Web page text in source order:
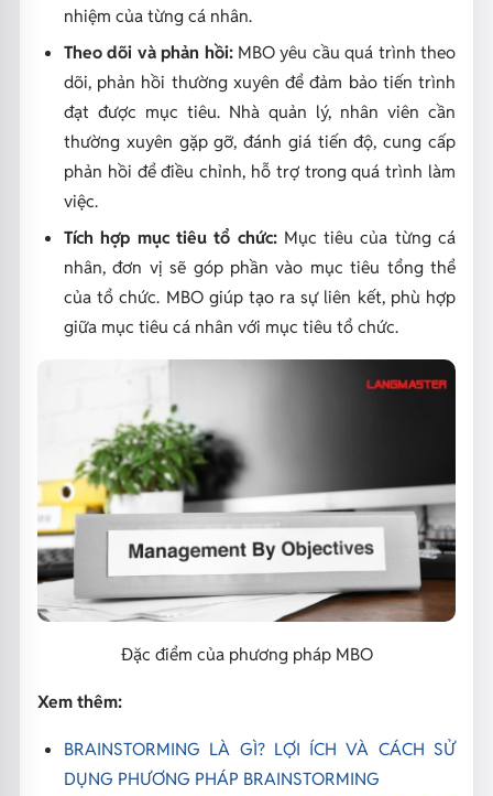
nhiệm của từng cá nhân.
Theo dõi và phản hồi: MBO yêu cầu quá trình theo
dõi, phản hồi thường xuyên để đảm bảo tiến trình
đạt được mục tiêu. Nhà quản lý, nhân viên cần
thường xuyên gặp gỡ, đánh giá tiến độ, cung cấp
phản hồi để điều chỉnh, hỗ trợ trong quá trình làm
việc.
Tích hợp mục tiêu tổ chức:Mục tiêu của từng cá
nhân, đơn vị sẽ góp phần vào mục tiêu tổng thể
của tổ chức. MBO giúp tạo ra sự liên kết, phù hợp
giữa mục tiêu cá nhân với mục tiêu tổ chức.
Đặc điểm của phương pháp MBO
Xem thêm:
BRAINSTORMING LÀ GÌ? LỢI ÍCH VÀ CÁCH SỬ
DỤNG PHƯƠNG PHÁP BRAINSTORMING